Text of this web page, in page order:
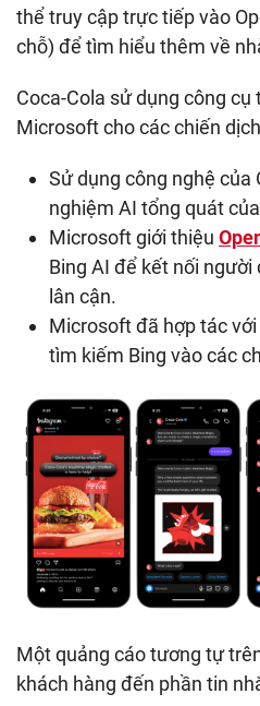
thể truy cập trực tiếp vào
chỗ) để tìm hiểu thêm về
Coca-Cola sử dụng công cụ
Microsoft cho các chiến
Sử dụng công nghệ của
nghiệm AI tổng quát
Microsoft giới thiệu
Bing AI để kết nối người
lân cận.
Microsoft đã hợp tác
tìm kiếm Bing vào các
Một quảng cáo tương tự
khách hàng đến phần tin